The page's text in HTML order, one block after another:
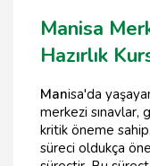
Manisa
Hazırlık
Manisa'da
merkezi sınavlar,
kritik öneme sahip.
süreci oldukça